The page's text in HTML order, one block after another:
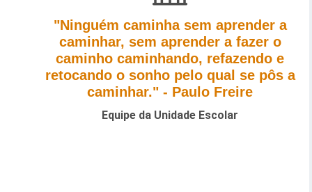
Inclusão e Desenvolvimento Social
Meio Ambiente, Desenvolvimento Sustentável e Assuntos
Climáticos
Mobilidade Urbana
"Ninguém caminha sem aprender a
caminhar, sem aprender a fazer o
caminho caminhando, refazendo e
retocando o sonho pelo qual se pôs a
caminhar." - Paulo Freire
Equipe da Unidade Escolar